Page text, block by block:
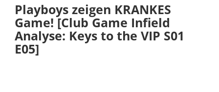
Playboys zeigen KRANKES
Game! [Club Game Infield
Analyse: Keys to the VIP S01
E05]